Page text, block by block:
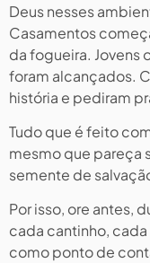
Deus nesses
Casamentos
da fogueira. Jovens
foram alcançados.
história e pediram
Tudo que é feito
mesmo que pareça
semente de
Por isso, ore antes,
cada cantinho,
como ponto de